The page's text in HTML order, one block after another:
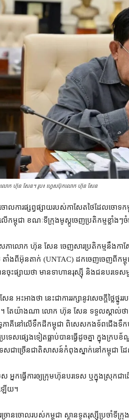
ា​លោក ហ៊ុន សែន។ រូប៖ ហ្វេសប៊ុកលោក ហ៊ុន សែន
ចោល​ការ​ផ្សព្វផ្សាយ​របស់​កាសែត​ថៃ​ដែល​ចោ
កម្ពុជា ខណៈ​ទីក្រុង​មូស្គូ​ចេញ​ប្រតិកម្ម​ខ្លាំង​ៗ​ចំ
សភា​លោក ហ៊ុន សែន ចេញ​សារ​ប្រតិកម្ម​នឹង​​កាស
តាំង​ពី​អ៊ុនតាក់ (UNTAC) ដកចេញ​ចេញ​ពី​ក
ចុះផ្សាយ​ថា មាន​ទាហាន​រុស្ស៊ី និង​ជនបរទេ
អះអាង​ថា នេះ​ជា​ការ​រក្សា​នូវ​សេចក្តី​ថ្លៃថ្
តែ​យ៉ាងណា លោក ហ៊ុន សែន ទទួលស្គាល់​ថា ក
ភាគី​នៅ​លើ​ទឹកដី​កម្ពុជា ពិសេស​កងទ័ព​ជើង​ទឹក​
រទេស​ផ្សេងទៀត​​ធ្លាប់​បាន​ធ្វើ​ដូចគ្នា ក្នុង​ក្រ
ស​ជាច្រើន​ជាតិ​សាសន៍​កំពុង​ស្នាក់នៅ​កម្ពុជា ដ
េស អ្នក​ធ្វើការ​ឲ្យ​ក្រុមហ៊ុន​​បរទេស ឬ​ក្នុងស្រុ
ើយ។
ច្រាន​ចោល​របស់​កម្ពុជា ស្ថានទូត​រុស្ស៊ី​ប្រចាំ​ទី